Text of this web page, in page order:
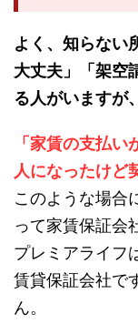
よく、知らない
大丈夫」「架空
る人がいますが
「家賃の支払
人になったけど
このような場合
って家賃保証会
プレミアライフ
賃貸保証会社で
ん。